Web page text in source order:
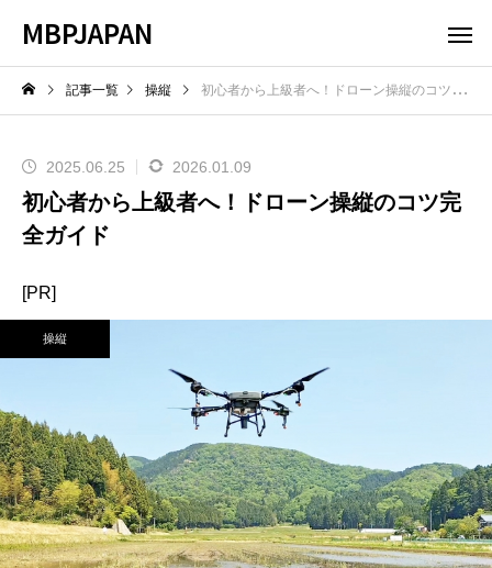
MBPJAPAN
記事一覧 操縦 初心者から上級者へ！ドローン操縦のコツ完全ガイド
2025.06.25 2026.01.09
初心者から上級者へ！ドローン操縦のコツ完
全ガイド
[PR]
操縦